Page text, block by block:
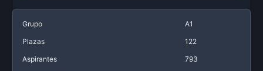
Grupo
A1
Plazas
122
Aspirantes
793